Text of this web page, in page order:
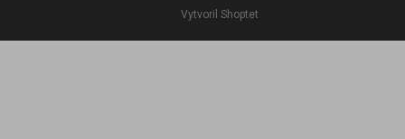
Vytvoril Shoptet